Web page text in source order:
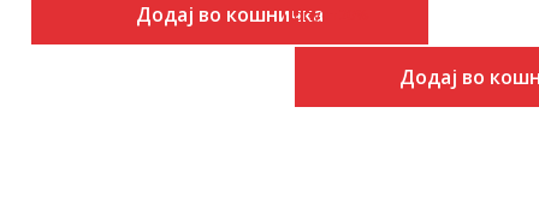
Додај во кошничка
Попуст
Додај во